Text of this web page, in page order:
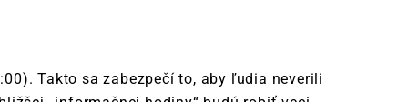
Takto sa zabezpečí to, aby ľudia neverili